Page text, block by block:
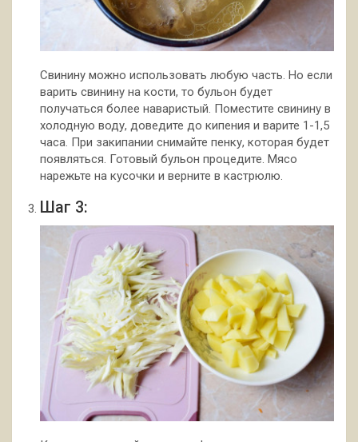
Свинину можно использовать любую часть. Но если
варить свинину на кости, то бульон будет
получаться более наваристый. Поместите свинину в
холодную воду, доведите до кипения и варите 1-1,5
часа. При закипании снимайте пенку, которая будет
появляться. Готовый бульон процедите. Мясо
нарежьте на кусочки и верните в кастрюлю.
Шаг 3: